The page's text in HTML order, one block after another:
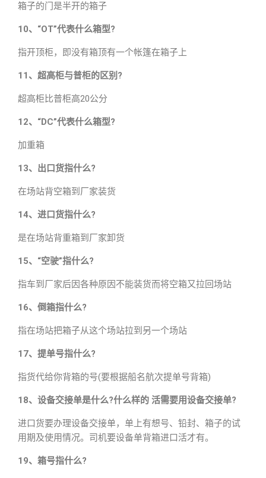
箱子的门是半开的箱子
10、“OT”代表什么箱型?
指开顶柜，即没有箱顶有一个帐篷在箱子上
11、超高柜与普柜的区别?
超高柜比普柜高20公分
12、“DC”代表什么箱型?
加重箱
13、出口货指什么?
在场站背空箱到厂家装货
14、进口货指什么?
是在场站背重箱到厂家卸货
15、“空驶”指什么?
指车到厂家后因各种原因不能装货而将空箱又拉回场站
16、倒箱指什么?
指在场站把箱子从这个场站拉到另一个场站
17、提单号指什么?
指货代给你背箱的号(要根据船名航次提单号背箱)
18、设备交接单是什么?什么样的 活需要用设备交接单?
进口货要办理设备交接单，单上有想号、铅封、箱子的试
用期及使用情况。司机要设备单背箱进口活才有。
19、箱号指什么?